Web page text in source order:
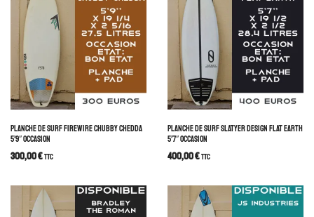
PLANCHE DE SURF FIREWIRE CHUBBY CHEDDA
5’9″ OCCASION
300,00€TTC
PLANCHE DE SURF SLATYER DESIGN FLAT EARTH
5’7″ OCCASION
400,00€TTC